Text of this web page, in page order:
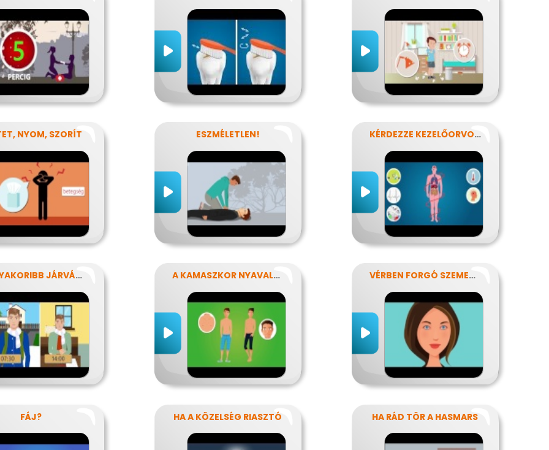
NYOM, SZORÍT ESZMÉLETLEN! KÉRDEZZE KEZELŐORVOSÁT?
LEGGYAKORIBB JÁRVÁNYUNK A KAMASZKOR NYAVALYÁI VÉRBEN FORGÓ SZEMEKKEL
FÁJ? HA A KÖZELSÉG RIASZTÓ HA RÁD TÖR A HASMARS